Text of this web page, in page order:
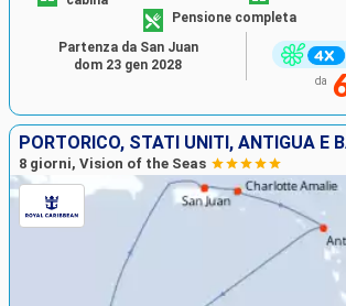
Pensione completa
da
Partenza da San Juan
dom 23 gen 2028
8 giorni, Vision of the Seas